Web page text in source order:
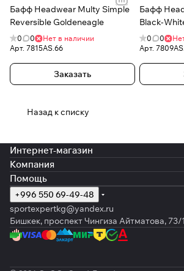
Бафф Headwear Multy Simple
Reversible Goldeneagle
0 0
Нет в наличии
Арт. 7815AS.66
Заказать
Бафф
Black-
0 0
Арт.
Назад к списку
Интернет-магазин
Компания
Помощь
+996 550 69-49-48
sportexpertkg@yandex.ru
Бишкек, проспект Чингиза Айтматова, 73/1